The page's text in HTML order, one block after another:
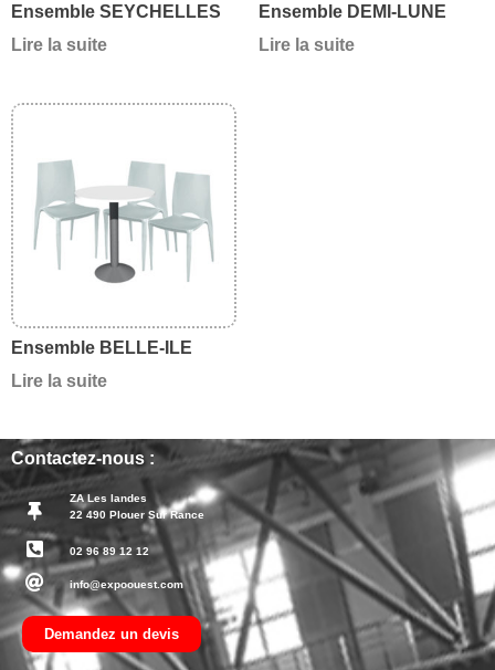
Ensemble SEYCHELLES
Lire la suite
Ensemble DEMI-LUNE
Lire la suite
Ensemble BELLE-ILE
Lire la suite
Contactez-nous :
ZA Les landes
22 490 Plouer Sur Rance
02 96 89 12 12
info@expoouest.com
Demandez un devis